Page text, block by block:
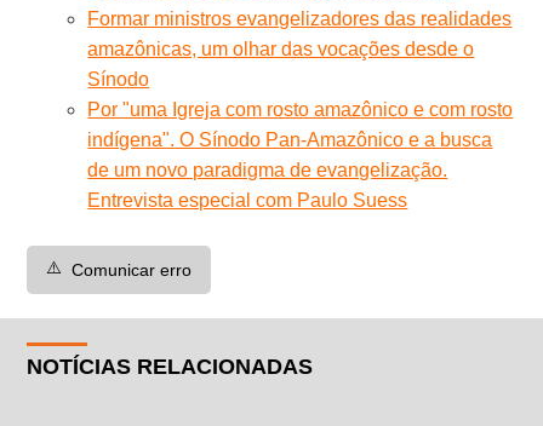
Formar ministros evangelizadores das realidades
amazônicas, um olhar das vocações desde o
Sínodo
Por "uma Igreja com rosto amazônico e com rosto
indígena". O Sínodo Pan-Amazônico e a busca
de um novo paradigma de evangelização.
Entrevista especial com Paulo Suess
⚠️ Comunicar erro
NOTÍCIAS RELACIONADAS